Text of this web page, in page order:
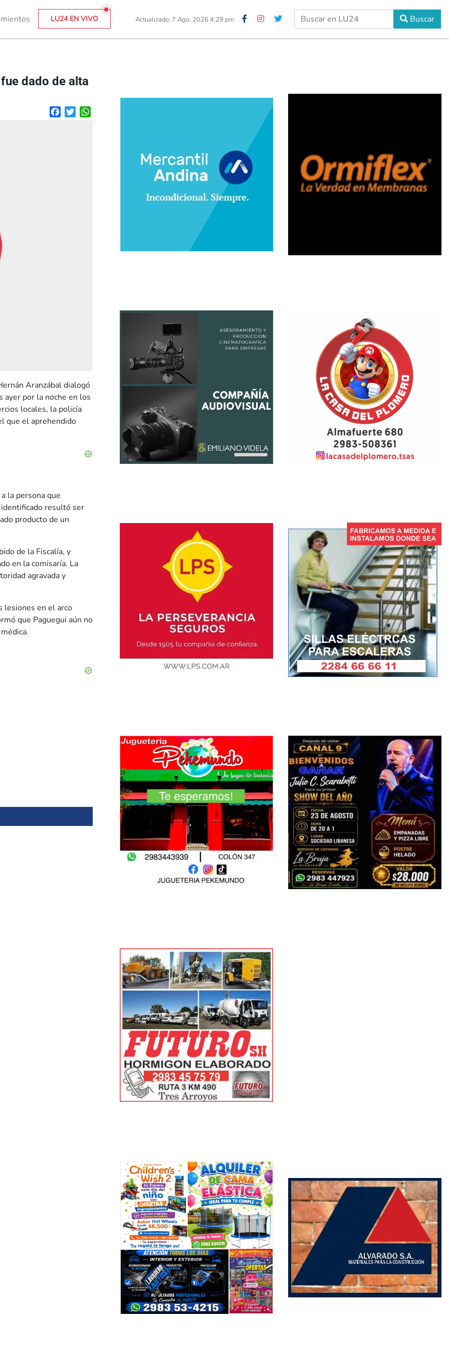
LU24 EN VIVO Actualizado: 7 Ago, 2026 4:29 pm Buscar
dado de alta
FacebookTwitter
Aranzábal dialogó
ayer por la noche en los
locales, la policía
que el aprehendido
la persona que
resultó ser
producto de un
de la Fiscalía, y
en la comisaría. La
agravada y
lesiones en el arco
que Paguegui aún no